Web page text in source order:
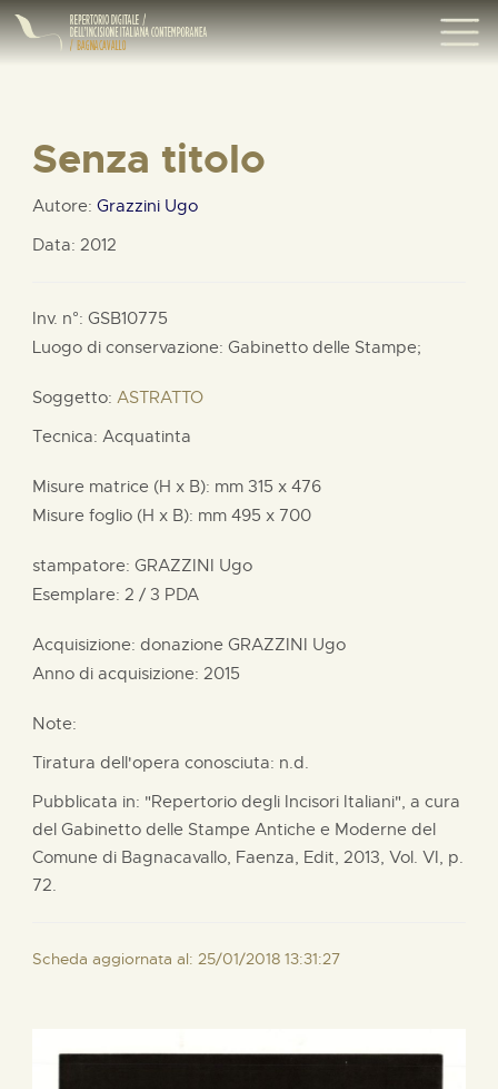
Senza titolo
Autore: Grazzini Ugo
Data: 2012
Inv. n°: GSB10775
Luogo di conservazione: Gabinetto delle Stampe;
Soggetto: ASTRATTO
Tecnica: Acquatinta
Misure matrice (H x B): mm 315 x 476
Misure foglio (H x B): mm 495 x 700
stampatore: GRAZZINI Ugo
Esemplare: 2 / 3 PDA
Acquisizione: donazione GRAZZINI Ugo
Anno di acquisizione: 2015
Note:
Tiratura dell'opera conosciuta: n.d.
Pubblicata in: "Repertorio degli Incisori Italiani", a cura
del Gabinetto delle Stampe Antiche e Moderne del
Comune di Bagnacavallo, Faenza, Edit, 2013, Vol. VI, p.
72.
Scheda aggiornata al: 25/01/2018 13:31:27